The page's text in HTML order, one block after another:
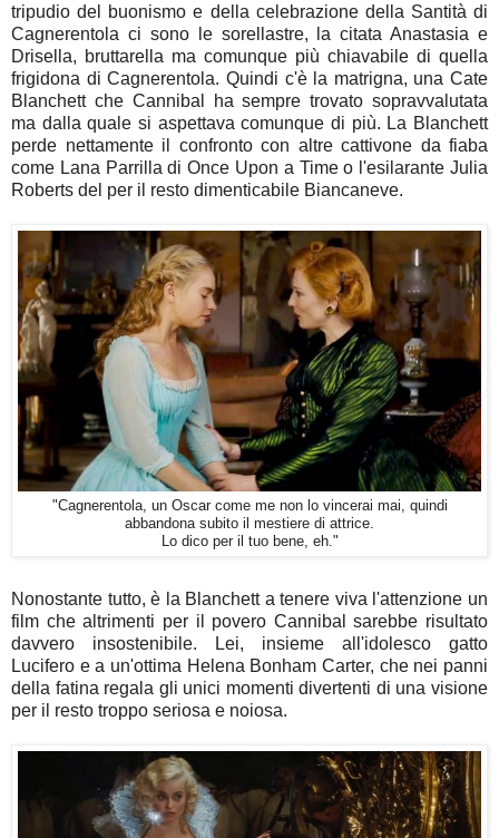
tripudio del buonismo e della celebrazione della Santità di
Cagnerentola ci sono le sorellastre, la citata Anastasia e
Drisella, bruttarella ma comunque più chiavabile di quella
frigidona di Cagnerentola. Quindi c'è la matrigna, una Cate
Blanchett che Cannibal ha sempre trovato sopravvalutata
ma dalla quale si aspettava comunque di più. La Blanchett
perde nettamente il confronto con altre cattivone da fiaba
come Lana Parrilla di Once Upon a Time o l'esilarante Julia
Roberts del per il resto dimenticabile Biancaneve.
"Cagnerentola, un Oscar come me non lo vincerai mai, quindi
abbandona subito il mestiere di attrice.
Lo dico per il tuo bene, eh."
Nonostante tutto, è la Blanchett a tenere viva l'attenzione un
film che altrimenti per il povero Cannibal sarebbe risultato
davvero insostenibile. Lei, insieme all'idolesco gatto
Lucifero e a un'ottima Helena Bonham Carter, che nei panni
della fatina regala gli unici momenti divertenti di una visione
per il resto troppo seriosa e noiosa.